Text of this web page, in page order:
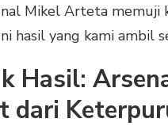
Mikel Arteta memuji
hasil yang kami ambil
Hasil:
dari